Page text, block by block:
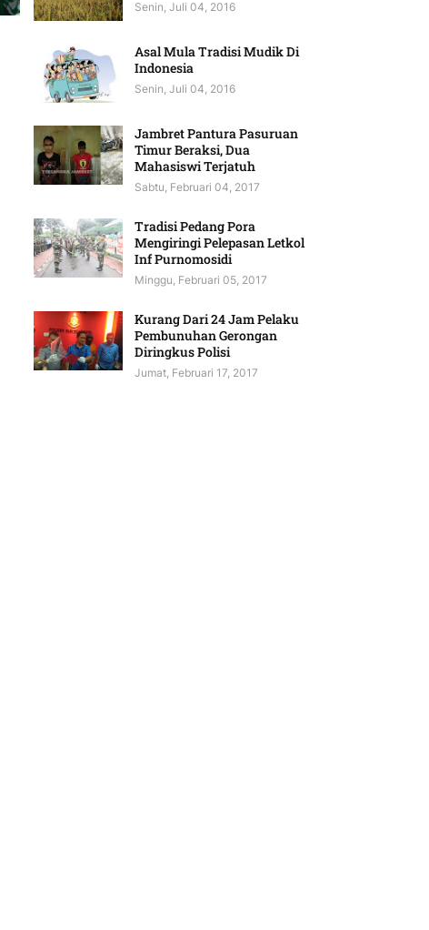
Senin, Juli 04, 2016
Asal Mula Tradisi Mudik Di
Indonesia
Senin, Juli 04, 2016
Jambret Pantura Pasuruan
Timur Beraksi, Dua
Mahasiswi Terjatuh
Sabtu, Februari 04, 2017
Tradisi Pedang Pora
Mengiringi Pelepasan Letkol
Inf Purnomosidi
Minggu, Februari 05, 2017
Kurang Dari 24 Jam Pelaku
Pembunuhan Gerongan
Diringkus Polisi
Jumat, Februari 17, 2017